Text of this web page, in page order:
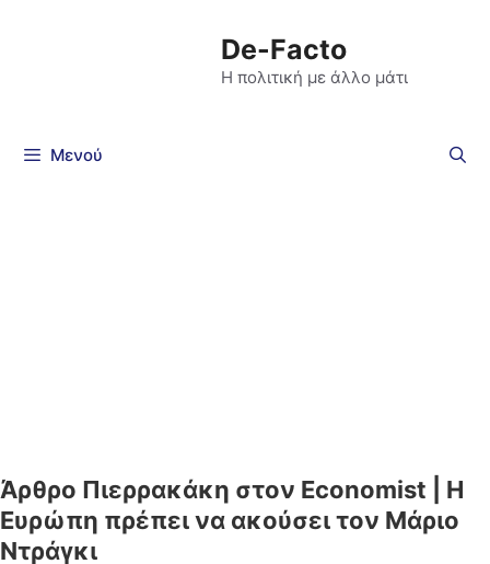
De-Facto
Η πολιτική με άλλο μάτι
Μενού
Άρθρο Πιερρακάκη στον Economist | Η
Ευρώπη πρέπει να ακούσει τον Μάριο
Ντράγκι